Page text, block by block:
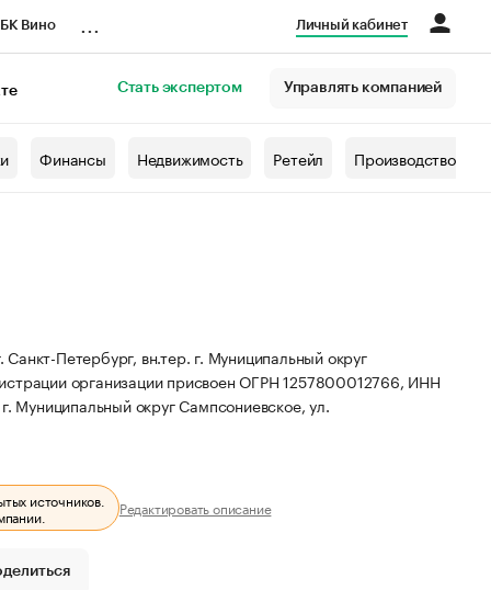
Вино Личный кабинет
Стать экспертом Управлять компанией
Финансы Недвижимость Ретейл Производство
Петербург, вн.тер. г. Муниципальный округ
организации присвоен ОГРН 1257800012766, ИНН
Муниципальный округ Сампсониевское, ул.
источников. Редактировать описание